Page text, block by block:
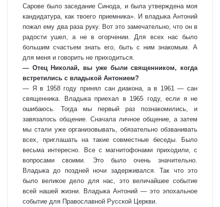
Сарове было заседание Синода, и была утверждена моя
кандидатура, как твоего приемника». И владыка Антоний
пожал ему два раза руку. Вот это замечательно, что он в
радости ушел, а не в огорчении. Для всех нас было
большим счастьем знать его, быть с ним знакомым. А
для меня и говорить не приходиться.
— Отец Николай, вы уже были священником, когда
встретились с владыкой Антонием?
— Я в 1958 году принял сан диакона, а в 1961 — сан
священника. Владыка приехал в 1965 году, если я не
ошибаюсь. Тогда мы первый раз познакомились, и
завязалось общение. Сначала личное общение, а затем
мы стали уже организовывать, обязательно обзванивать
всех, приглашать на такие совместные беседы. Было
весьма интересно. Все с магнитофонами приходили, с
вопросами своими. Это было очень значительно.
Владыка до поздней ночи задерживался. Так что это
было великое дело для нас, это величайшее событие
всей нашей жизни. Владыка Антоний — это эпохальное
событие для Православной Русской Церкви.